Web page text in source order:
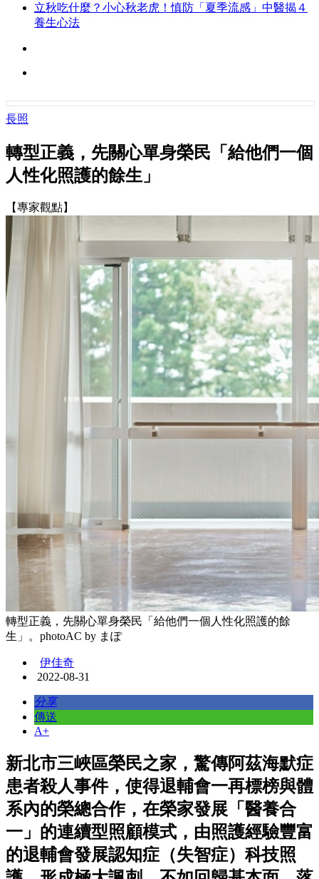
立秋吃什麼？小心秋老虎！慎防「夏季流感」中醫揭４
養生心法
長照
轉型正義，先關心單身榮民「給他們一個
人性化照護的餘生」
【專家觀點】
轉型正義，先關心單身榮民「給他們一個人性化照護的餘
生」。photoAC by まぽ
伊佳奇
2022-08-31
分享
傳送
A+
新北市三峽區榮民之家，驚傳阿茲海默症
患者殺人事件，使得退輔會一再標榜與體
系內的榮總合作，在榮家發展「醫養合
一」的連續型照顧模式，由照護經驗豐富
的退輔會發展認知症（失智症）科技照